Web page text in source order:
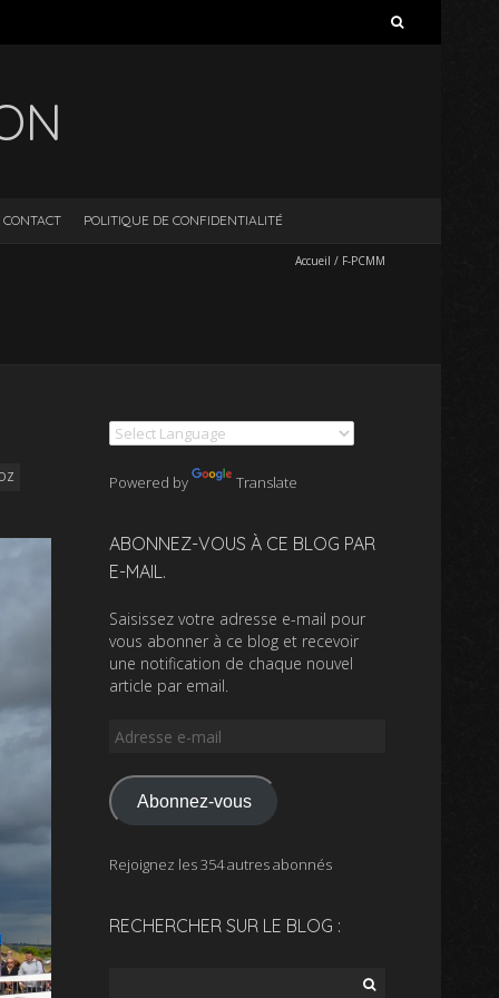
CONTACT POLITIQUE DE CONFIDENTIALITÉ
Accueil / F-PCMM
Powered by Translate
ABONNEZ-VOUS À CE BLOG PAR
E-MAIL.
Saisissez votre adresse e-mail pour
vous abonner à ce blog et recevoir
une notification de chaque nouvel
article par email.
Adresse
mail
Abonnez-vous
Rejoignez les 354 autres abonnés
RECHERCHER SUR LE BLOG :